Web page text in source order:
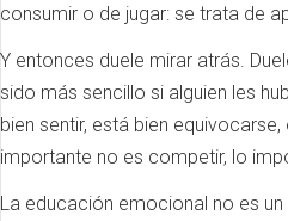
consumir o de jugar: se trata de
Y entonces duele mirar atrás.
sido más sencillo si alguien les
bien sentir, está bien
importante no es competir, lo
La educación emocional no es un